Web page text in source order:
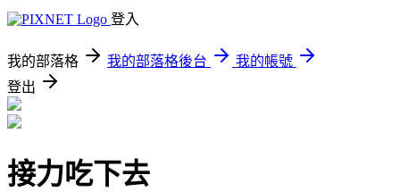
登入
我的部落格 我的部落格後台
我的帳號
登出
接力吃下去